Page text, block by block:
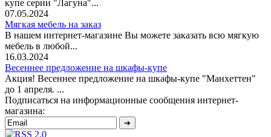
купе серии "Лагуна"...
07.05.2024
Мягкая мебель на заказ
В нашем интернет-магазине Вы можете заказать всю мягкую
мебель в любой...
16.03.2024
Весеннее предложение на шкафы-купе
Акция! Весеннее предложение на шкафы-купе "Манхеттен"
до 1 апреля. ...
Подписаться на информационные сообщения интернет-
магазина: